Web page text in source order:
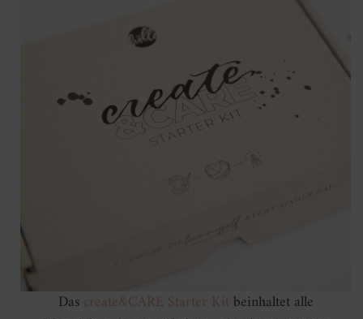
Dascreate&CARE Starter Kitbeinhaltet alle